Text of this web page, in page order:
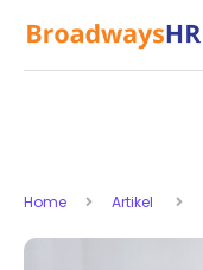
Home Artikel